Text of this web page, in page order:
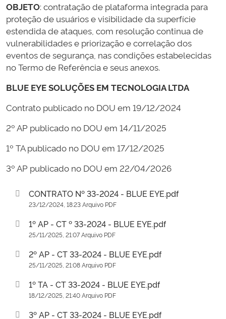
OBJETO: contratação de plataforma integrada para
proteção de usuários e visibilidade da superfície
estendida de ataques, com resolução continua de
vulnerabilidades e priorização e correlação dos
eventos de segurança, nas condições estabelecidas
no Termo de Referência e seus anexos.
BLUE EYE SOLUÇÕES EM TECNOLOGIA LTDA
Contrato publicado no DOU em 19/12/2024
2º AP publicado no DOU em 14/11/2025
1º TA publicado no DOU em 17/12/2025
3º AP publicado no DOU em 22/04/2026
CONTRATO Nº 33-2024 - BLUE EYE.pdf
23/12/2024, 18:23 Arquivo PDF
1º AP - CT º 33-2024 - BLUE EYE.pdf
25/11/2025, 21:07 Arquivo PDF
2º AP - CT 33-2024 - BLUE EYE.pdf
25/11/2025, 21:08 Arquivo PDF
1º TA - CT 33-2024 - BLUE EYE.pdf
18/12/2025, 21:40 Arquivo PDF
3º AP - CT 33-2024 - BLUE EYE.pdf